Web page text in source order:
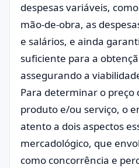
despesas variáveis,
mão-de-obra, as
e salários, e ainda
suficiente para a
assegurando a
Para determinar o preço
produto e/ou serviço, o
atento a dois aspectos
mercadológico, que
como concorrência e